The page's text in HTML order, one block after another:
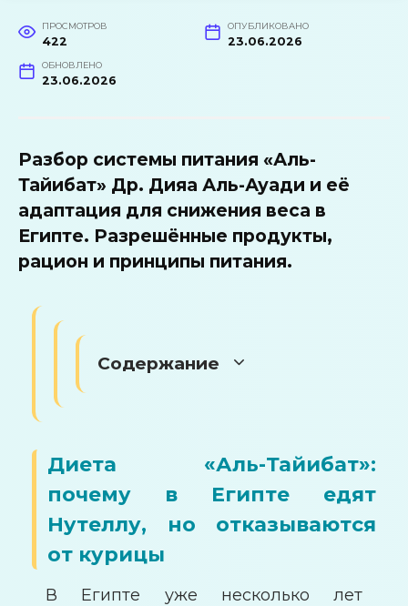
ПРОСМОТРОВ
422
ОПУБЛИКОВАНО
23.06.2026
ОБНОВЛЕНО
23.06.2026
Разбор системы питания «Аль-
Тайибат» Др. Дияа Аль-Ауади и её
адаптация для снижения веса в
Египте. Разрешённые продукты,
рацион и принципы питания.
Содержание
Диета «Аль-Тайибат»:
почему в Египте едят
Нутеллу, но отказываются
от курицы
В Египте уже несколько лет